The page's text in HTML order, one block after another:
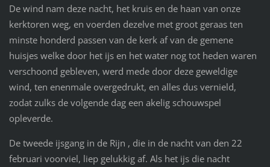
De wind nam deze nacht, het kruis en de haan van onze
kerktoren weg, en voerden dezelve met groot geraas ten
minste honderd passen van de kerk af van de gemene
huisjes welke door het ijs en het water nog tot heden waren
verschoond gebleven, werd mede door deze geweldige
wind, ten enenmale overgedrukt, en alles dus vernield,
zodat zulks de volgende dag een akelig schouwspel
opleverde.
De tweede ijsgang in de Rijn , die in de nacht van den 22
februari voorviel, liep gelukkig af. Als het ijs die nacht